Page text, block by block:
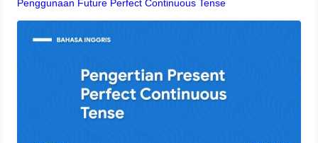
Penggunaan Future Perfect Continuous Tense